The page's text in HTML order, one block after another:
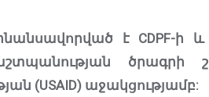
է CDPF-ի
ծրագրի
(USAID) աջակցությամբ: